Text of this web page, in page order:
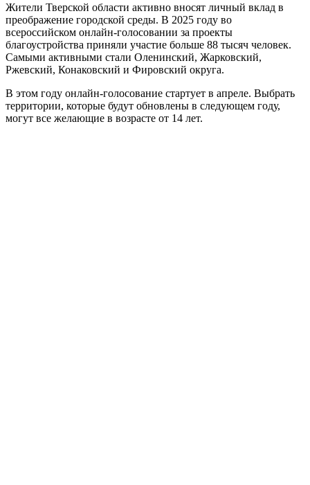
Жители Тверской области активно вносят личный вклад в
преображение городской среды. В 2025 году во
всероссийском онлайн-голосовании за проекты
благоустройства приняли участие больше 88 тысяч человек.
Самыми активными стали Оленинский, Жарковский,
Ржевский, Конаковский и Фировский округа.
В этом году онлайн-голосование стартует в апреле. Выбрать
территории, которые будут обновлены в следующем году,
могут все желающие в возрасте от 14 лет.